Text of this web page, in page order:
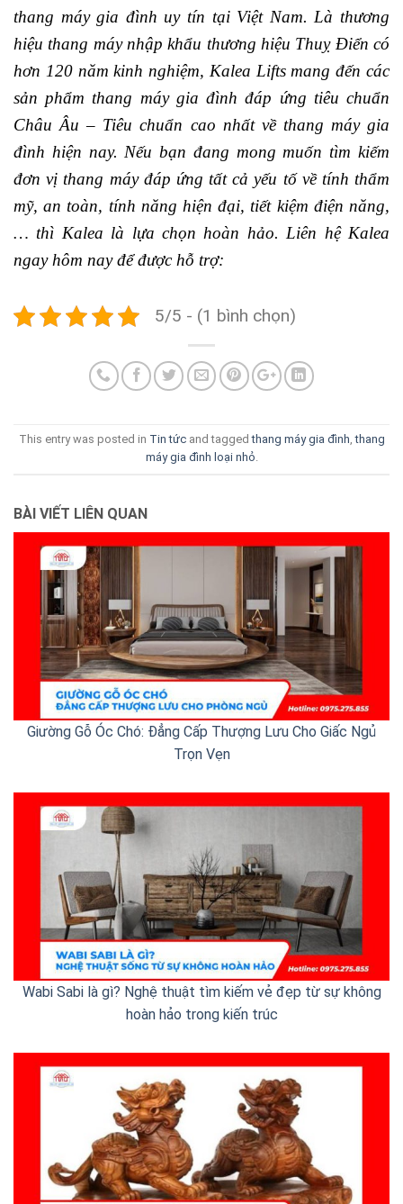
thang máy gia đình uy tín tại Việt Nam. Là thương
hiệu thang máy nhập khẩu thương hiệu Thuỵ Điển có
hơn 120 năm kinh nghiệm, Kalea Lifts mang đến các
sản phẩm thang máy gia đình đáp ứng tiêu chuẩn
Châu Âu – Tiêu chuẩn cao nhất về thang máy gia
đình hiện nay. Nếu bạn đang mong muốn tìm kiếm
đơn vị thang máy đáp ứng tất cả yếu tố về tính thẩm
mỹ, an toàn, tính năng hiện đại, tiết kiệm điện năng,
… thì Kalea là lựa chọn hoàn hảo. Liên hệ Kalea
ngay hôm nay để được hỗ trợ:
5/5 - (1 bình chọn)
This entry was posted in Tin tứcand taggedthang máy gia đình,thang
máy gia đình loại nhỏ.
BÀI VIẾT LIÊN QUAN
Giường Gỗ Óc Chó: Đẳng Cấp Thượng Lưu Cho Giấc Ngủ
Trọn Vẹn
Wabi Sabi là gì? Nghệ thuật tìm kiếm vẻ đẹp từ sự không
hoàn hảo trong kiến trúc